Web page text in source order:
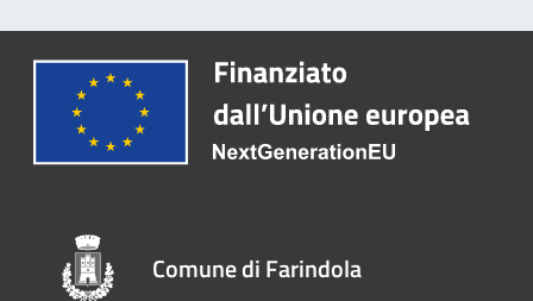
Comune di Farindola